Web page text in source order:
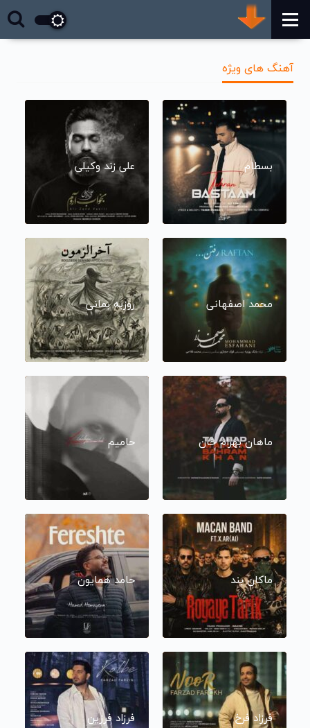
آهنگ های ویژه
بسطام علی زند وکیلی
محمد اصفهانی روزبه بمانی
ماهان بهرام خان حامیم
ماکان بند حامد همایون
فرزاد فرخ فرزاد فرزین